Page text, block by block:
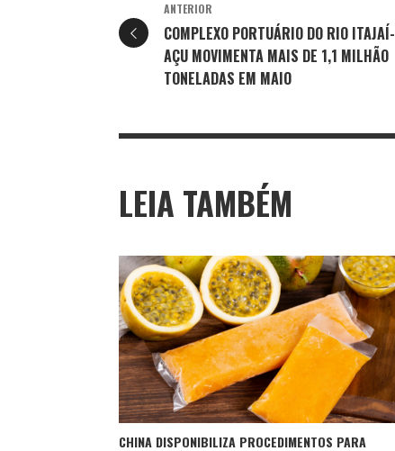
ANTERIOR
COMPLEXO PORTUÁRIO DO RIO ITAJAÍ-
AÇU MOVIMENTA MAIS DE 1,1 MILHÃO
TONELADAS EM MAIO
LEIA TAMBÉM
CHINA DISPONIBILIZA PROCEDIMENTOS PARA